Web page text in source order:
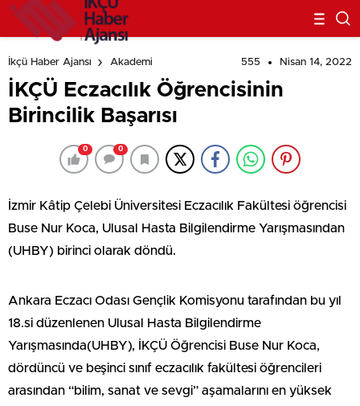
İkçü Haber Ajansı Akademi 555 Nisan 14, 2022
İKÇÜ Eczacılık Öğrencisinin
Birincilik Başarısı
0 0
İzmir Kâtip Çelebi Üniversitesi Eczacılık Fakültesi öğrencisi
Buse Nur Koca, Ulusal Hasta Bilgilendirme Yarışmasından
(UHBY) birinci olarak döndü.
Ankara Eczacı Odası Gençlik Komisyonu tarafından bu yıl
18.si düzenlenen Ulusal Hasta Bilgilendirme
Yarışmasında(UHBY), İKÇÜ Öğrencisi Buse Nur Koca,
dördüncü ve beşinci sınıf eczacılık fakültesi öğrencileri
arasından “bilim, sanat ve sevgi” aşamalarını en yüksek